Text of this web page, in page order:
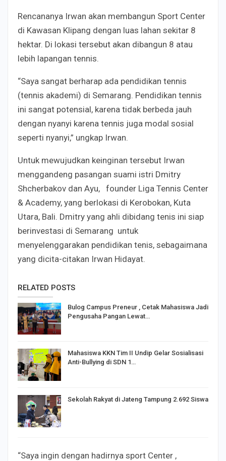
Rencananya Irwan akan membangun Sport Center
di Kawasan Klipang dengan luas lahan sekitar 8
hektar. Di lokasi tersebut akan dibangun 8 atau
lebih lapangan tennis.
“Saya sangat berharap ada pendidikan tennis
(tennis akademi) di Semarang. Pendidikan tennis
ini sangat potensial, karena tidak berbeda jauh
dengan nyanyi karena tennis juga modal sosial
seperti nyanyi,” ungkap Irwan.
Untuk mewujudkan keinginan tersebut Irwan
menggandeng pasangan suami istri Dmitry
Shcherbakov dan Ayu, founder Liga Tennis Center
& Academy, yang berlokasi di Kerobokan, Kuta
Utara, Bali. Dmitry yang ahli dibidang tenis ini siap
berinvestasi di Semarang untuk
menyelenggarakan pendidikan tenis, sebagaimana
yang dicita-citakan Irwan Hidayat.
RELATED POSTS
Bulog Campus Preneur , Cetak Mahasiswa Jadi
Pengusaha Pangan Lewat…
Mahasiswa KKN Tim II Undip Gelar Sosialisasi
Anti-Bullying di SDN 1…
Sekolah Rakyat di Jateng Tampung 2.692 Siswa
“Saya ingin dengan hadirnya sport Center ,